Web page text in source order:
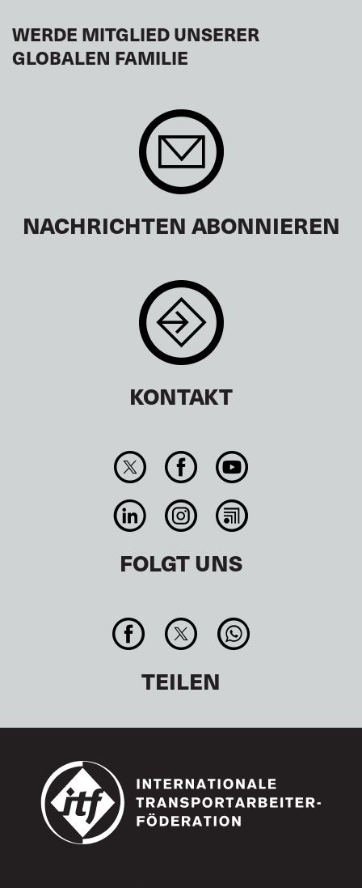
WERDE MITGLIED UNSERER
GLOBALEN FAMILIE
NACHRICHTEN ABONNIEREN
KONTAKT
FOLGT UNS
TEILEN